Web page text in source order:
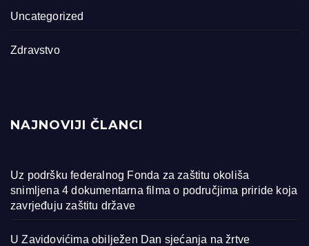
Uncategorized
Zdravstvo
NAJNOVIJI ČLANCI
Uz podršku federalnog Fonda za zaštitu okoliša
snimljena 4 dokumentarna filma o područjima priride koja
zavrjeđuju zaštitu države
U Zavidovićima obilježen Dan sjećanja na žrtve